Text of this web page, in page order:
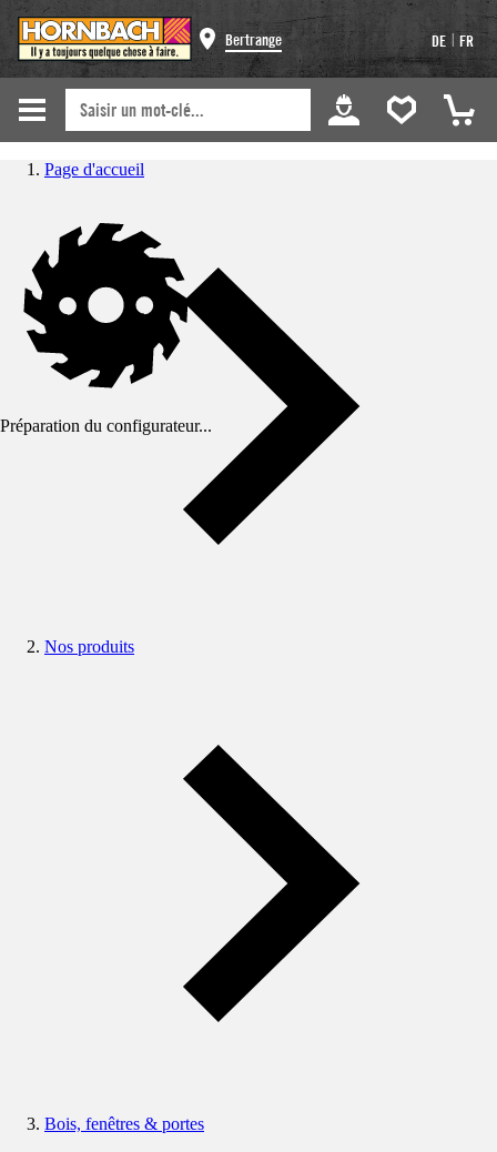
Bertrange DE | FR
Préparation du configurateur...
Page d'accueil
Nos produits
Bois, fenêtres & portes